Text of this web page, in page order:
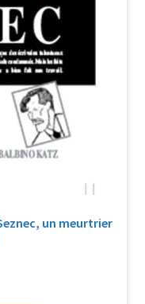
un meurtrier